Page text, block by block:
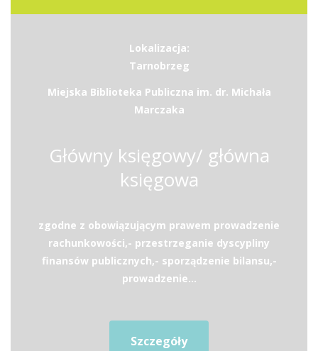
Lokalizacja:
Tarnobrzeg
Miejska Biblioteka Publiczna im. dr. Michała
Marczaka
Główny księgowy/ główna
księgowa
zgodne z obowiązującym prawem prowadzenie
rachunkowości,- przestrzeganie dyscypliny
finansów publicznych,- sporządzenie bilansu,-
prowadzenie...
Szczegóły